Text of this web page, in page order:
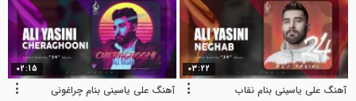
03:22
آهنگ علی یاسینی بنام نقاب
02:15
آهنگ علی یاسینی بنام چراغونی